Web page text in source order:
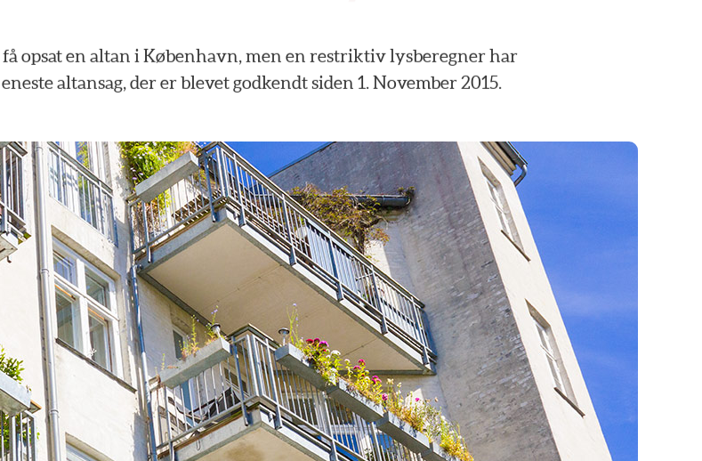
få opsat en altan i København, men en restriktiv lysberegner har
enestealtansag,dererblevetgodkendtsiden 1.November 2015.